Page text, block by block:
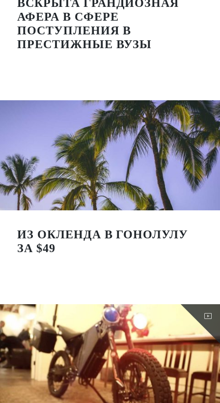
ВСКРЫТА ГРАНДИОЗНАЯ
АФЕРА В СФЕРЕ
ПОСТУПЛЕНИЯ В
ПРЕСТИЖНЫЕ ВУЗЫ
ИЗ ОКЛЕНДА В ГОНОЛУЛУ
ЗА $49